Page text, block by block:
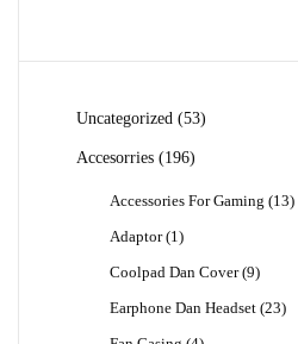
Uncategorized 5353
Accesorries
196196
Accessories For Gaming 1313
Adaptor 1 1
Coolpad Dan Cover 99
Earphone Dan Headset 2323